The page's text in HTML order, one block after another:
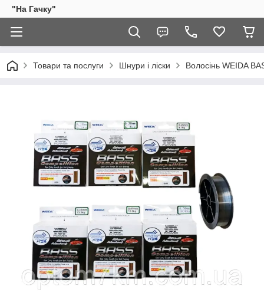
"На Гачку"
Товари та послуги Шнури і ліски Волосінь WEIDA